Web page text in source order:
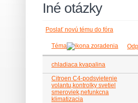
Iné otázky
Poslať novú tému do fóra
Téma
chladiaca kvapalina
Citroen C4-podsvietenie
volantu,kontrolky svetiel
smeroviek,nefunkcna
klimatizacia